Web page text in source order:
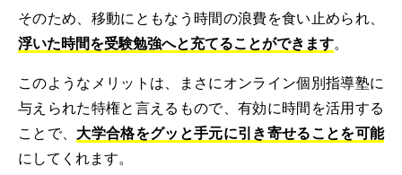
そのため、移動にともなう時間の浪費を食い止められ、
浮いた時間を受験勉強へと充てることができます。
このようなメリットは、まさにオンライン個別指導塾に
与えられた特権と言えるもので、有効に時間を活用する
ことで、 大学合格をグッと手元に引き寄せることを可能
にしてくれます。